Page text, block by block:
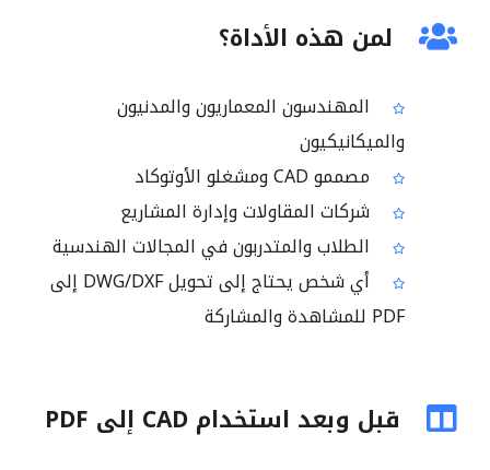
لمن هذه الأداة؟
المهندسون المعماريون والمدنيون
والميكانيكيون
مصممو CAD ومشغلو الأوتوكاد
شركات المقاولات وإدارة المشاريع
الطلاب والمتدربون في المجالات الهندسية
أي شخص يحتاج إلى تحويل DWG/DXF إلى
PDF للمشاهدة والمشاركة
قبل وبعد استخدام CAD إلى PDF